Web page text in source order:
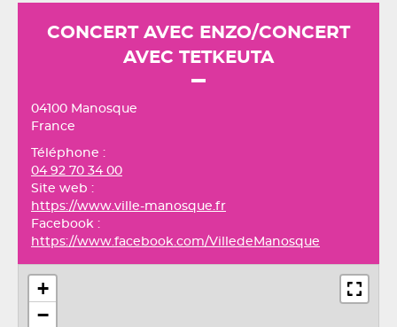
CONCERT AVEC ENZO/CONCERT
AVEC TETKEUTA
04100 Manosque
France
Téléphone :
04 92 70 34 00
Site web :
https://www.ville-manosque.fr
Facebook :
https://www.facebook.com/VilledeManosque
+
−